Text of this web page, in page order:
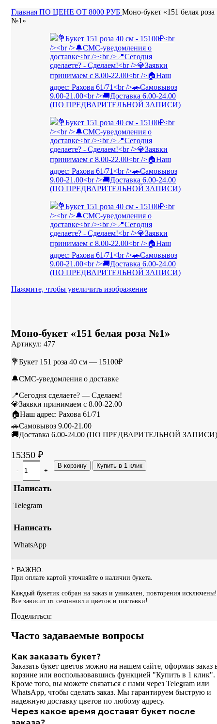
Главная ПО ЦЕНЕ ОТ 8000 РУБ Моно-букет «151 белая роза
№1»
Нажмите, чтобы увеличить изображение
Моно-букет «151 белая роза №1»
Артикул: 477
💐Букет 151 роза 40 см — 15100₽
🔔СМС-уведомления о доставке
📍Сегодня сделаете? — Сделаем!
💎Заявки принимаем с 8.00-22.00
🏠Наш адрес: Рахова 61/71
🚗Самовывоз 9.00-21.00
🚚Доставка 6.00-24.00 (ПО ПРЕДВАРИТЕЛЬНОЙ ЗАПИСИ)
15350 ₽
В корзину Купить в 1 клик
Написать
Telegram
Написать
WhatsApp
* ВАЖНО:
При оплате картой уточняйте о наличии букета.
Каждый букетик собран на заказ и уникален, повторения исключены!
Все зависит от сезонности цветов и поставки!
Поделиться:
Часто задаваемые вопросы
Как заказать букет?
Заказать букет цветов можно на нашем сайте, оформив заказ
корзине или воспользовавшись функцией "Купить в 1 клик".
Кроме того, вы можете связаться с нами через Telegram или
WhatsApp, чтобы сделать заказ. Мы гарантируем быструю и
надежную доставку цветов по любому адресу.
Через какое время доставят букет после